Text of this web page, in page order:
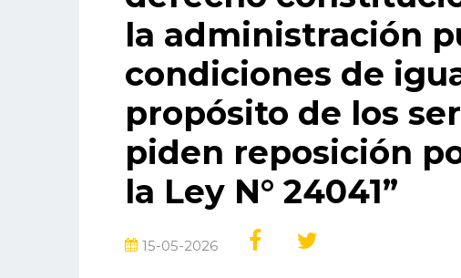
la administración
condiciones de
propósito de los
piden reposición
la Ley N° 24041”
15-05-2026